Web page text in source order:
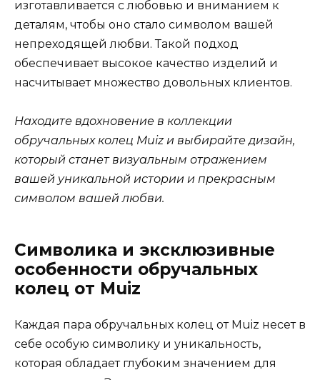
изготавливается с любовью и вниманием к
деталям, чтобы оно стало символом вашей
непреходящей любви. Такой подход
обеспечивает высокое качество изделий и
насчитывает множество довольных клиентов.
Находите вдохновение в коллекции
обручальных колец Muiz и выбирайте дизайн,
который станет визуальным отражением
вашей уникальной истории и прекрасным
символом вашей любви.
Символика и эксклюзивные
особенности обручальных
колец от Muiz
Каждая пара обручальных колец от Muiz несет в
себе особую символику и уникальность,
которая обладает глубоким значением для